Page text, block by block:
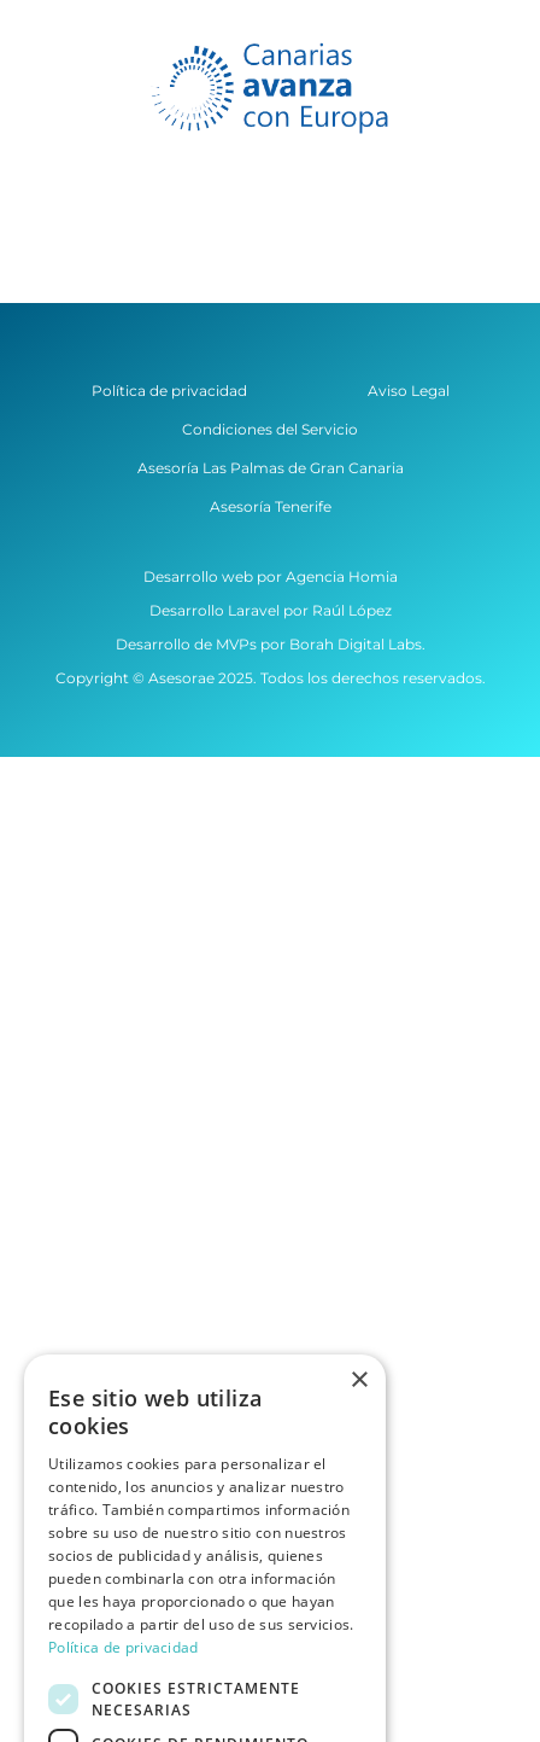
Política de privacidad Aviso Legal
Condiciones del Servicio
Asesoría Las Palmas de Gran Canaria
Asesoría Tenerife
Desarrollo web por Agencia Homia
Desarrollo Laravel por Raúl López
Desarrollo de MVPs por Borah Digital Labs.
Copyright © Asesorae 2025. Todos los derechos reservados.
×
Ese sitio web utiliza
cookies
Utilizamos cookies para personalizar el
contenido, los anuncios y analizar nuestro
tráfico. También compartimos información
sobre su uso de nuestro sitio con nuestros
socios de publicidad y análisis, quienes
pueden combinarla con otra información
que les haya proporcionado o que hayan
recopilado a partir del uso de sus servicios.
Política de privacidad
COOKIES ESTRICTAMENTE
NECESARIAS